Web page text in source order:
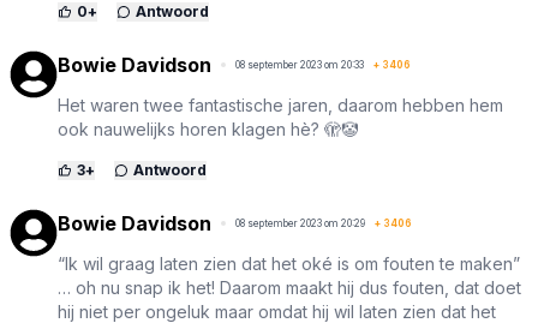
0+ Antwoord
Bowie Davidson 08 september 2023 om 20:33 + 3406
Het waren twee fantastische jaren, daarom hebben hem
ook nauwelijks horen klagen hè? 🫣🤡
3+ Antwoord
Bowie Davidson 08 september 2023 om 20:29 + 3406
“Ik wil graag laten zien dat het oké is om fouten te maken”
… oh nu snap ik het! Daarom maakt hij dus fouten, dat doet
hij niet per ongeluk maar omdat hij wil laten zien dat het